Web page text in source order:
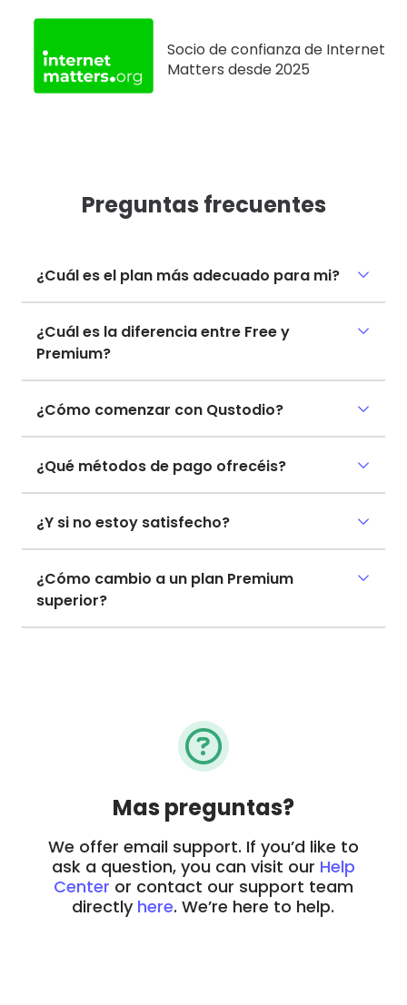
Socio de confianza de Internet
Matters desde 2025
Preguntas frecuentes
¿Cuál es el plan más adecuado para mi?
¿Cuál es la diferencia entre Free y
Premium?
¿Cómo comenzar con Qustodio?
¿Qué métodos de pago ofrecéis?
¿Y si no estoy satisfecho?
¿Cómo cambio a un plan Premium
superior?
Mas preguntas?
We offer email support. If you’d like to
ask a question, you can visit our Help
Center or contact our support team
directly here. We’re here to help.